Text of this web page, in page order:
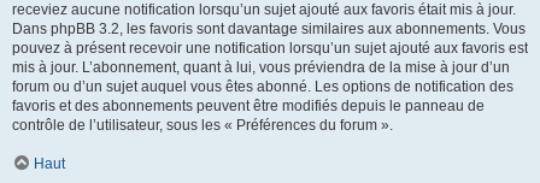
receviez aucune notification lorsqu’un sujet ajouté aux favoris était mis à jour.
Dans phpBB 3.2, les favoris sont davantage similaires aux abonnements. Vous
pouvez à présent recevoir une notification lorsqu’un sujet ajouté aux favoris est
mis à jour. L’abonnement, quant à lui, vous préviendra de la mise à jour d’un
forum ou d’un sujet auquel vous êtes abonné. Les options de notification des
favoris et des abonnements peuvent être modifiés depuis le panneau de
contrôle de l’utilisateur, sous les « Préférences du forum ».
Haut